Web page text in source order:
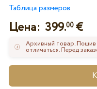
Таблица размеров
Цена: 399.00€
Архивный товар.
отличаться. Перед